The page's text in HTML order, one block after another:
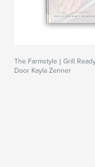
The Farmstyle | Grill
Door Kayla Zenner